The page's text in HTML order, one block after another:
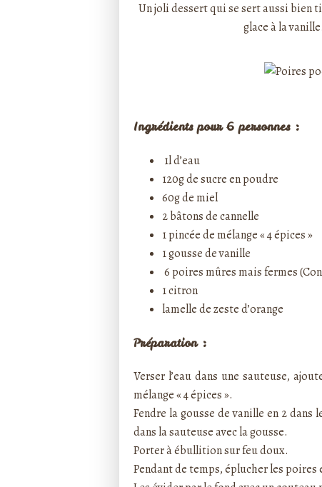
Un joli dessert qui se sert aussi bien
glace à la
Ingrédients pour 6 personnes :
1l d’eau
120g de sucre en poudre
60g de miel
2 bâtons de cannelle
1 pincée de mélange « 4 épices »
1 gousse devanille
6 poires mûres mais fermes
1 citron
lamelle de zeste d’orange
Préparation :
Verser l’eau dans une sauteuse,
mélange « 4 épices ».
Fendre la gousse de vanille en 2
dans la sauteuse avec la gousse.
Porter à ébullition sur feu doux.
Pendant de temps, éplucher les poires